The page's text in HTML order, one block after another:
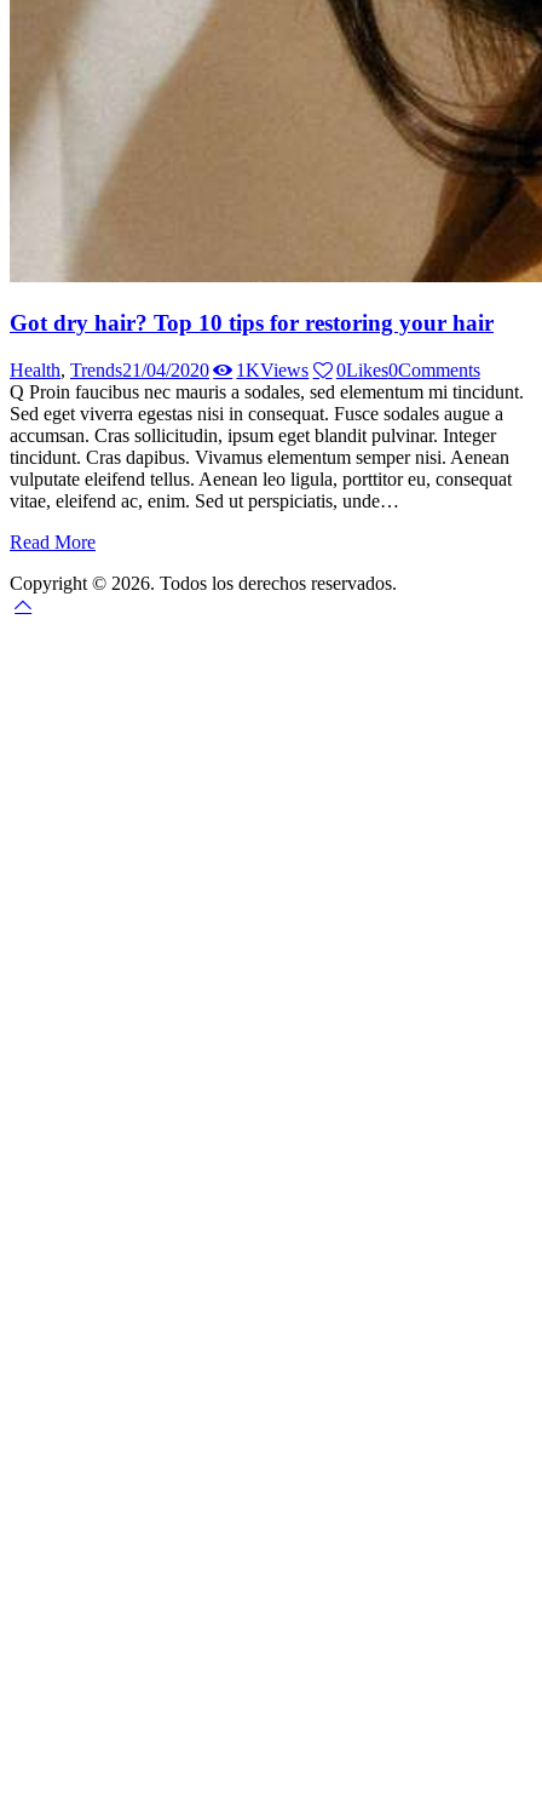
Got dry hair? Top 10 tips for restoring your hair
Health, Trends21/04/2020 1KViews 0Likes0Comments
Q Proin faucibus nec mauris a sodales, sed elementum mi tincidunt.
Sed eget viverra egestas nisi in consequat. Fusce sodales augue a
accumsan. Cras sollicitudin, ipsum eget blandit pulvinar. Integer
tincidunt. Cras dapibus. Vivamus elementum semper nisi. Aenean
vulputate eleifend tellus. Aenean leo ligula, porttitor eu, consequat
vitae, eleifend ac, enim. Sed ut perspiciatis, unde…
Read More
Copyright © 2026. Todos los derechos reservados.